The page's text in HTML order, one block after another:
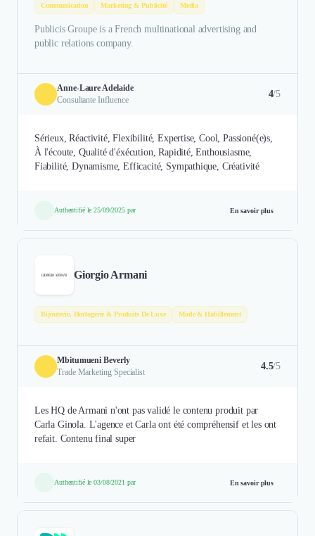
Communication Marketing & Publicité Media
Publicis Groupe is a French multinational advertising and
public relations company.
Anne-Laure Adelaide
Consultante Influence
4/5
Sérieux, Réactivité, Flexibilité, Expertise, Cool, Passioné(e)s,
À l'écoute, Qualité d'éxécution, Rapidité, Enthousiasme,
Fiabilité, Dynamisme, Efficacité, Sympathique, Créativité
Authentifié le 25/09/2025 par En savoir plus
Giorgio Armani
Bijouterie, Horlogerie & Produits De Luxe Mode & Habillement
Mbitumueni Beverly
Trade Marketing Specialist
4.5/5
Les HQ de Armani n'ont pas validé le contenu produit par
Carla Ginola. L'agence et Carla ont été compréhensif et les ont
refait. Contenu final super
Authentifié le 03/08/2021 par En savoir plus